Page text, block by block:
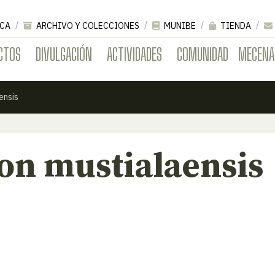
DIVULGACIÓN ACTIVIDADES COMUNIDAD
ARCHIVO Y COLECCIONES MUNIBE TIENDA
mustialaensis